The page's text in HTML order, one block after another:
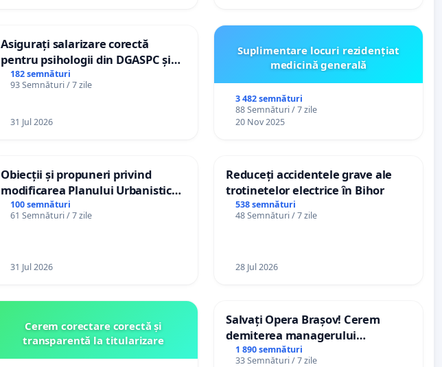
Asigurați salarizare corectă
pentru psihologii din DGASPC și
spitale
182 semnături
93 Semnături / 7 zile
31 Jul 2026
Suplimentare locuri rezidențiat
medicină generală
3 482 semnături
88 Semnături / 7 zile
20 Nov 2025
Obiecții și propuneri privind
modificarea Planului Urbanistic
General al orașului Ialoveni
100 semnături
61 Semnături / 7 zile
31 Jul 2026
Reduceți accidentele grave ale
trotinetelor electrice în Bihor
538 semnături
48 Semnături / 7 zile
28 Jul 2026
Cerem corectare corectă și
transparentă la titularizare
Salvați Opera Brașov! Cerem
demiterea managerului
interimar, Petrean Lucian-Marius!
1 890 semnături
33 Semnături / 7 zile